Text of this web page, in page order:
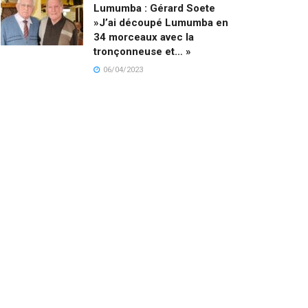
Lumumba : Gérard Soete
»J’ai découpé Lumumba en
34 morceaux avec la
tronçonneuse et… »
06/04/2023